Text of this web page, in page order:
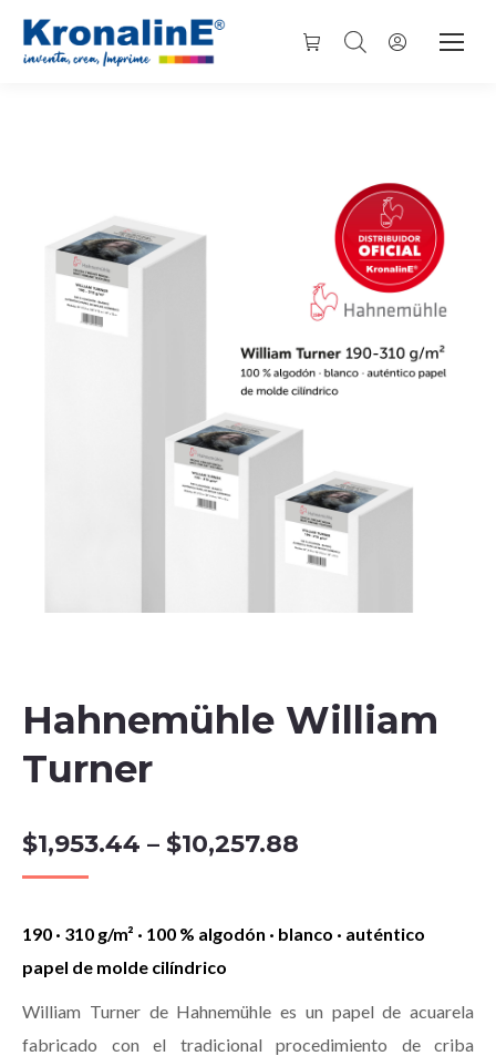
Hahnemühle William
Turner
$1,953.44 – $10,257.88
190 · 310 g/m² · 100 % algodón · blanco · auténtico
papel de molde cilíndrico
William Turner de Hahnemühle es un papel de acuarela
fabricado con el tradicional procedimiento de criba